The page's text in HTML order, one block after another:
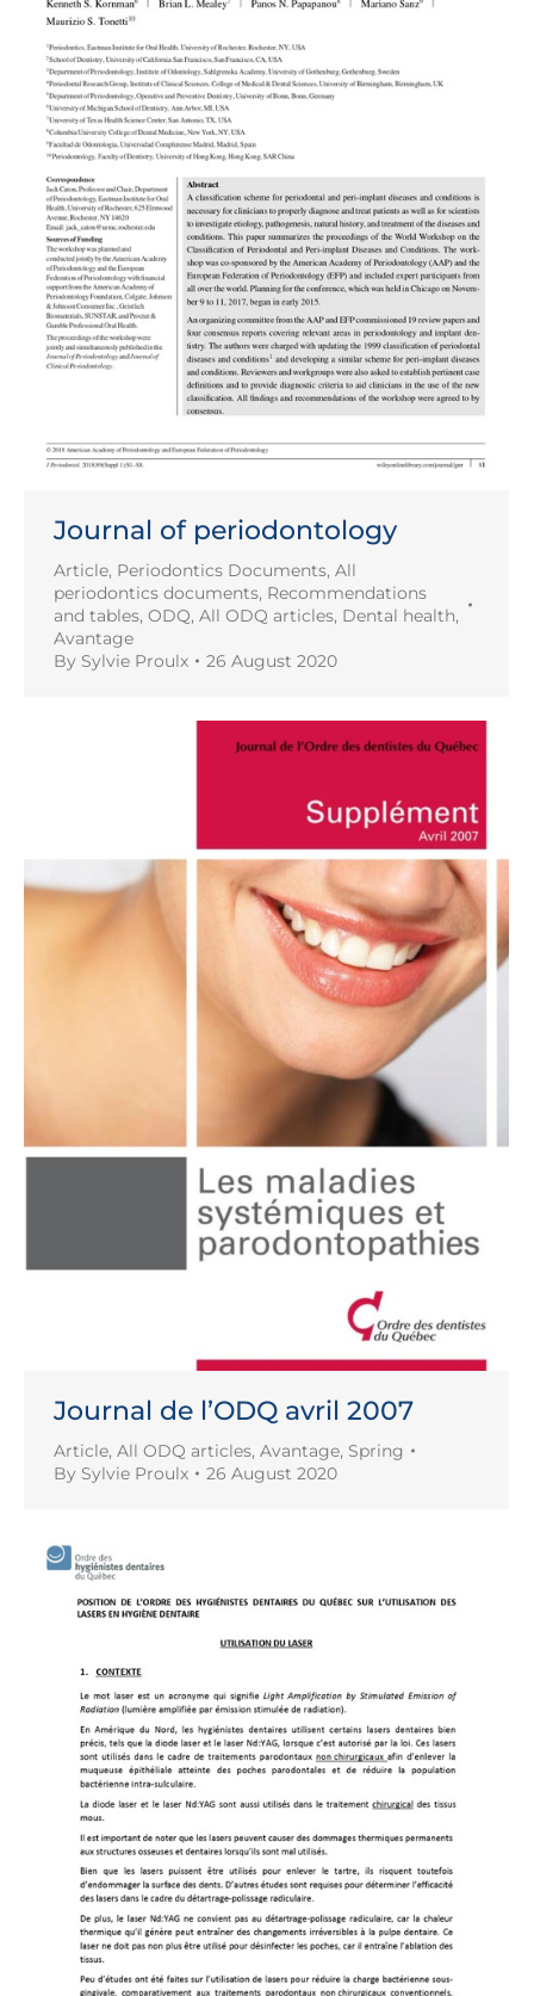
Journal of periodontology
Article, Periodontics Documents, All
periodontics documents, Recommendations
and tables, ODQ, All ODQ articles, Dental health,
Avantage
By Sylvie Proulx 26 August 2020
Journal de l’ODQ avril 2007
Article, All ODQ articles, Avantage, Spring
By Sylvie Proulx 26 August 2020